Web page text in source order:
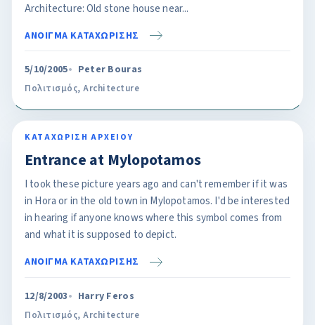
Architecture: Old stone house near...
ΑΝΟΙΓΜΑ ΚΑΤΑΧΩΡΙΣΗΣ
5/10/2005 Peter Bouras
Πολιτισμός,Architecture
ΚΑΤΑΧΩΡΙΣΗ ΑΡΧΕΙΟΥ
Entrance at Mylopotamos
I took these picture years ago and can't remember if it was
in Hora or in the old town in Mylopotamos. I'd be interested
in hearing if anyone knows where this symbol comes from
and what it is supposed to depict.
ΑΝΟΙΓΜΑ ΚΑΤΑΧΩΡΙΣΗΣ
12/8/2003 Harry Feros
Πολιτισμός,Architecture